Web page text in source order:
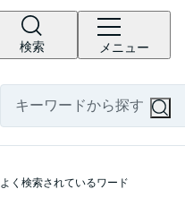
検索 メニュー
よく検索されているワード